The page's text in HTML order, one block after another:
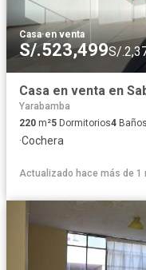
Casa·en venta
S/.523,499S/
Casa en venta en
Yarabamba
220 m²5 Dormitorios4 Baños
·Cochera
Actualizado hace más de 1